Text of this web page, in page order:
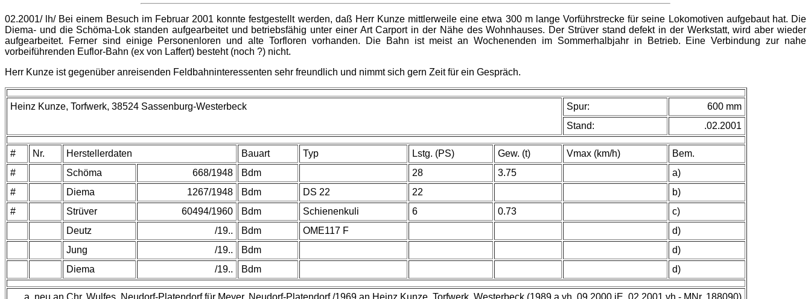
02.2001/ lh/ Bei einem Besuch im Februar 2001 konnte festgestellt werden, daß Herr Kunze mittlerweile eine etwa 300 m lange Vorführstrecke für seine Lokomotiven aufgebaut hat. Die
Diema- und die Schöma-Lok standen aufgearbeitet und betriebsfähig unter einer Art Carport in der Nähe des Wohnhauses. Der Strüver stand defekt in der Werkstatt, wird aber wieder
aufgearbeitet. Ferner sind einige Personenloren und alte Torfloren vorhanden. Die Bahn ist meist an Wochenenden im Sommerhalbjahr in Betrieb. Eine Verbindung zur nahe
vorbeiführenden Euflor-Bahn (ex von Laffert) besteht (noch ?) nicht.
Herr Kunze ist gegenüber anreisenden Feldbahninteressenten sehr freundlich und nimmt sich gern Zeit für ein Gespräch.
Heinz Kunze, Torfwerk, 38524 Sassenburg-Westerbeck Spur:
600 mm
Stand:
.02.2001
# Nr. Herstellerdaten Bauart Typ Lstg. (PS) Gew. (t) Vmax (km/h)
Bem.
#
Schöma 668/1948 Bdm 28 3.75
a)
#
Diema 1267/1948 Bdm DS 22 22
b)
#
Strüver 60494/1960 Bdm Schienenkuli 6 0.73
c)
Deutz
/19.. Bdm OME117 F
d)
Jung
/19.. Bdm
d)
Diema
/19.. Bdm d)
neu an Chr. Wulfes, Neudorf-Platendorf für Meyer, Neudorf-Platendorf /1969 an Heinz Kunze, Torfwerk, Westerbeck (1989 a vh, 09.2000 iE, 02.2001 vh - MNr. 188090)